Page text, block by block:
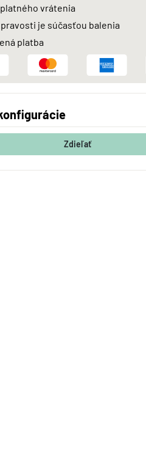
vrátenia
je súčasťou balenia
platba
Zdieľať